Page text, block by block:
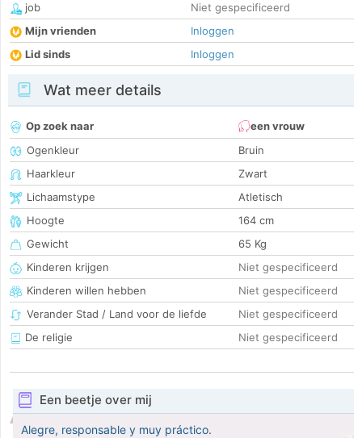
job
Niet gespecificeerd
Mijn vrienden
Inloggen
Lid sinds
Inloggen
Wat meer details
Op zoek naar
een vrouw
Ogenkleur
Bruin
Haarkleur
Zwart
Lichaamstype
Atletisch
Hoogte
164 cm
Gewicht
65 Kg
Kinderen krijgen
Niet gespecificeerd
Kinderen willen hebben
Niet gespecificeerd
Verander Stad / Land voor de liefde
Niet gespecificeerd
De religie
Niet gespecificeerd
Een beetje over mij
Alegre, responsable y muy práctico.